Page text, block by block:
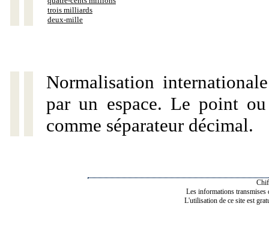
trois milliards
deux-mille
Normalisation
par un espace. Le point
comme séparateur décimal.
Les informations transmises
L'utilisation de ce site est